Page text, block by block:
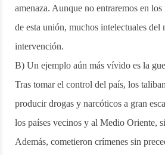
amenaza. Aunque no entraremos en
de esta unión, muchos intelectuales del
intervención.
B) Un ejemplo aún más vívido es la
Tras tomar el control del país, los
producir drogas y narcóticos a gran
los países vecinos y al Medio Oriente,
Además, cometieron crímenes sin